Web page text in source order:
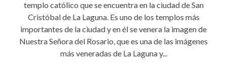
templo católico que se encuentra en la ciudad de San
Cristóbal de La Laguna. Es uno de los templos más
importantes de la ciudad y en él se venera la imagen de
Nuestra Señora del Rosario, que es una de las imágenes
más veneradas de La Laguna y...